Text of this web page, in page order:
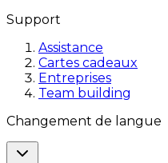
Support
Assistance
Cartes cadeaux
Entreprises
Team building
Changement de langue